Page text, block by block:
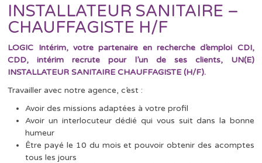
INSTALLATEUR SANITAIRE –
CHAUFFAGISTE H/F
LOGIC Intérim, votre partenaire en recherche d’emploi CDI,
CDD, intérim recrute pour l’un de ses clients, UN(E)
INSTALLATEUR SANITAIRE CHAUFFAGISTE (H/F).
Travailler avec notre agence, c’est :
Avoir des missions adaptées à votre profil
Avoir un interlocuteur dédié qui vous suit dans la bonne
humeur
Être payé le 10 du mois et pouvoir obtenir des acomptes
tous les jours